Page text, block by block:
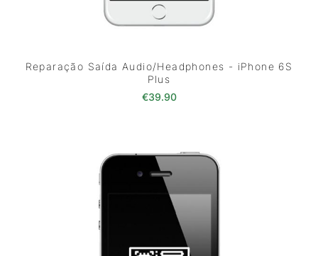
Reparação Saída Audio/Headphones - iPhone 6S
Plus
€39.90